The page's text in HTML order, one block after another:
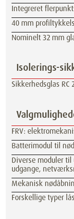
Integreret
40 mm
Nominelt 32 mm
Isolerings-
Sikkerhedsglas RC
FRV:
Batterimodul til
Diverse moduler
udgange,
Mekanisk
Forskellige typer